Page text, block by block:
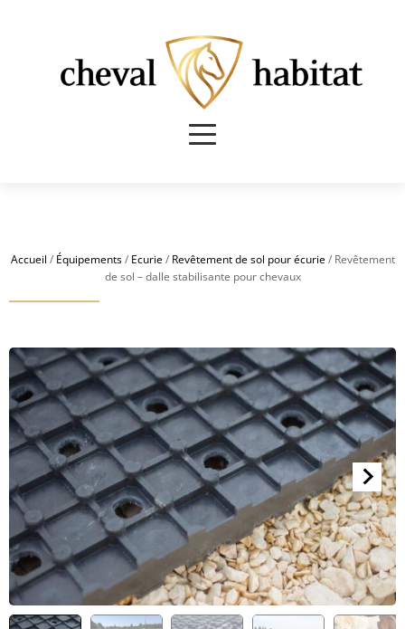
Accueil / Équipements/ Ecurie/ Revêtement de sol pour écurie/ Revêtement
de sol – dalle stabilisante pour chevaux